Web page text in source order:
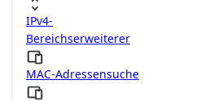
IPv4-
Bereichserweiterer
MAC-Adressensuche